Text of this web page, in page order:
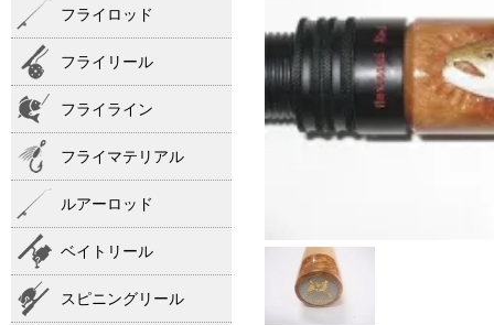
フライロッド
フライリール
フライライン
フライマテリアル
ルアーロッド
ベイトリール
スピニングリール